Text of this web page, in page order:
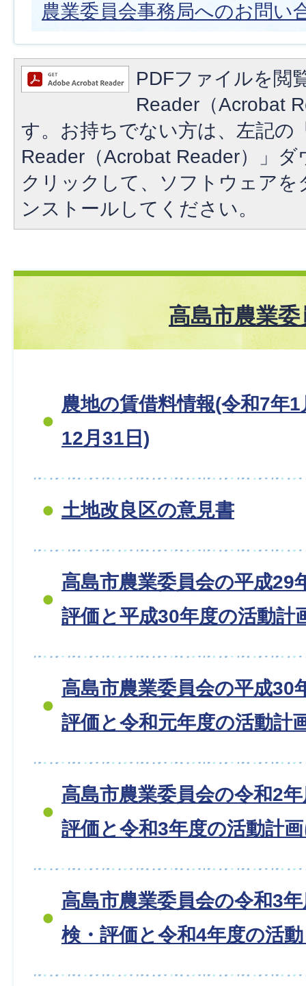
農業委員会事務局へのお問い
PDFファイルを閲
Reader（Acrobat
す。お持ちでない方は、左記の
Reader（Acrobat Reader）」
クリックして、ソフトウェア
ンストールしてください。
高島市農業委
農地の賃借料情報(令和7年
12月31日)
土地改良区の意見書
高島市農業委員会の平成29
評価と平成30年度の活動計
高島市農業委員会の平成30
評価と令和元年度の活動計
高島市農業委員会の令和2
評価と令和3年度の活動計
高島市農業委員会の令和3
検・評価と令和4年度の活